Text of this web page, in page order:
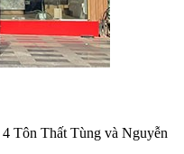
Tôn Thất Tùng và Nguyễn